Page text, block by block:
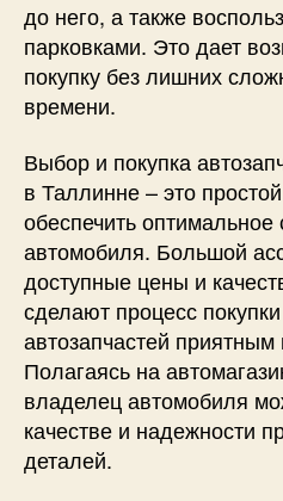
до него, а также
парковками. Это дает
покупку без лишних
времени.
Выбор и покупка
в Таллинне – это
обеспечить оптимальное
автомобиля. Большой
доступные цены и
сделают процесс
автозапчастей
Полагаясь на
владелец автомобиля
качестве и надежности
деталей.